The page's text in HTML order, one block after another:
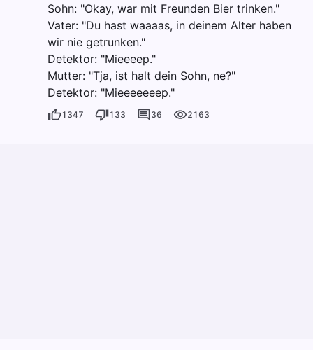
Sohn: "Okay, war mit Freunden Bier trinken."
Vater: "Du hast waaaas, in deinem Alter haben
wir nie getrunken."
Detektor: "Mieeeep."
Mutter: "Tja, ist halt dein Sohn, ne?"
Detektor: "Mieeeeeeep."
1347 133 36 2163